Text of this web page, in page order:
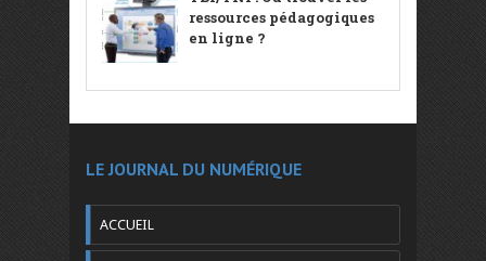
ressources pédagogiques
en ligne ?
LE JOURNAL DU NUMÉRIQUE
ACCUEIL